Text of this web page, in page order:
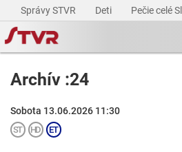
Správy STVR Deti Pečie celé
Archív :24
Sobota 13.06.2026 11:30